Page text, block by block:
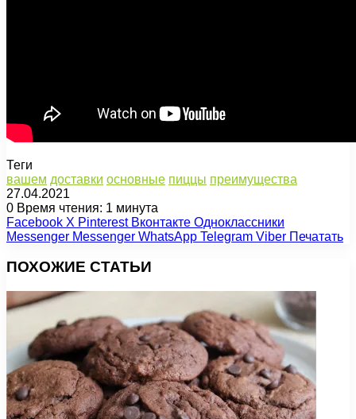
Теги
вашем доставки основные пиццы преимущества
27.04.2021
0 Время чтения: 1 минута
Facebook X Pinterest Вконтакте Одноклассники
Messenger Messenger WhatsApp Telegram Viber Печатать
ПОХОЖИЕ СТАТЬИ